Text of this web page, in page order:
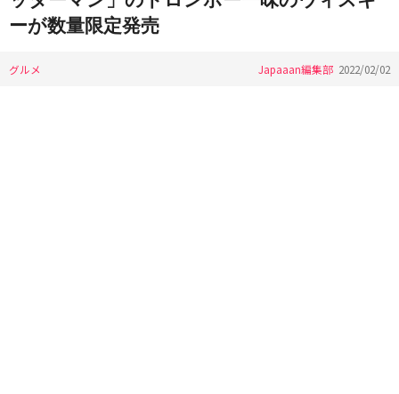
ーが数量限定発売
グルメ Japaaan編集部 2022/02/02